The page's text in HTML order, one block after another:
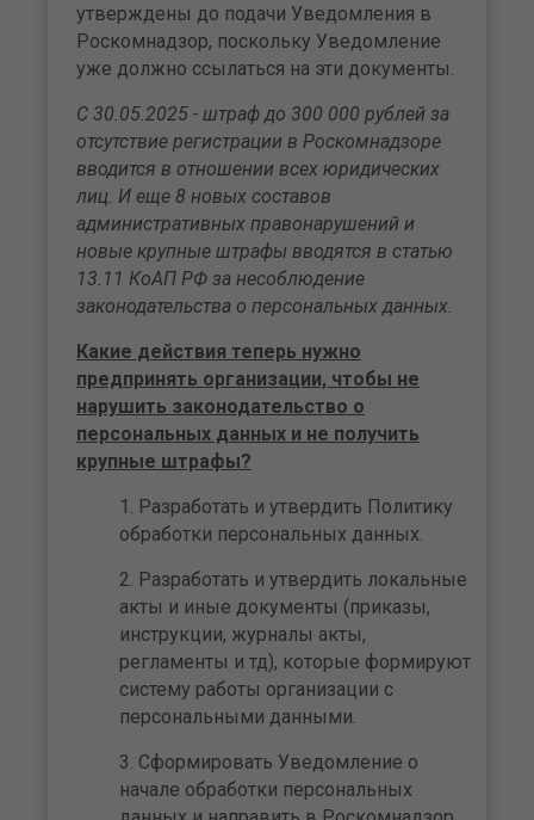
утверждены до подачи Уведомления в
Роскомнадзор, поскольку Уведомление
уже должно ссылаться на эти документы.
С 30.05.2025 - штраф до 300 000 рублей за
отсутствие регистрации в Роскомнадзоре
вводится в отношении всех юридических
лиц. И еще 8 новых составов
административных правонарушений и
новые крупные штрафы вводятся в статью
13.11 КоАП РФ за несоблюдение
законодательства о персональных данных.
Какие действия теперь нужно
предпринять организации, чтобы не
нарушить законодательство о
персональных данных и не получить
крупные штрафы?
Разработать и утвердить Политику
обработки персональных данных.
Разработать и утвердить локальные
акты и иные документы (приказы,
инструкции, журналы акты,
регламенты и тд), которые формируют
систему работы организации с
персональными данными.
Сформировать Уведомление о
начале обработки персональных